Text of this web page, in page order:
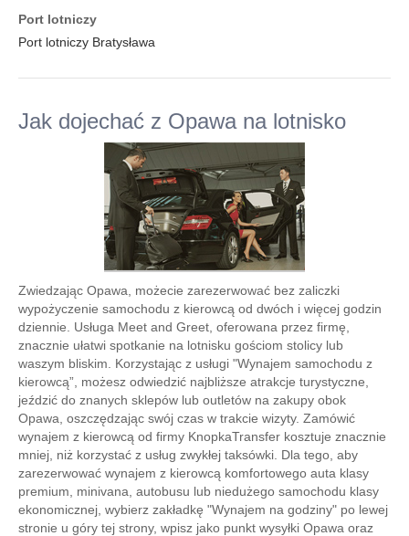
Port lotniczy
Port lotniczy Bratysława
Jak dojechać z Opawa na lotnisko
Zwiedzając Opawa, możecie zarezerwować bez zaliczki
wypożyczenie samochodu z kierowcą od dwóch i więcej godzin
dziennie. Usługa Meet and Greet, oferowana przez firmę,
znacznie ułatwi spotkanie na lotnisku gościom stolicy lub
waszym bliskim. Korzystając z usługi "Wynajem samochodu z
kierowcą”, możesz odwiedzić najbliższe atrakcje turystyczne,
jeździć do znanych sklepów lub outletów na zakupy obok
Opawa, oszczędzając swój czas w trakcie wizyty. Zamówić
wynajem z kierowcą od firmy KnopkaTransfer kosztuje znacznie
mniej, niż korzystać z usług zwykłej taksówki. Dla tego, aby
zarezerwować wynajem z kierowcą komfortowego auta klasy
premium, minivana, autobusu lub niedużego samochodu klasy
ekonomicznej, wybierz zakładkę "Wynajem na godziny" po lewej
stronie u góry tej strony, wpisz jako punkt wysyłki Opawa oraz